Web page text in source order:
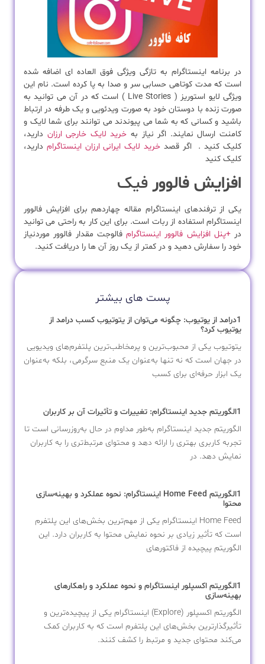
در برنامه اینستاگرام به تازگی ویژگی فوق العاده ای اضافه شده
است که مدت کوتاهی حسابی سر و صدا به پا کرده است. نام این
ویژگی لایو استوریز ( Live Stories ) است که در آن می توانید به
صورت زنده با دوستان خود به صورت ویدئویی و یک طرفه در ارتباط
باشید و کسانی که به شما می پیوندند می توانند برای شما لایک و
کامنت ارسال نمایند. اگر نیاز به خرید لایک خارجی ارزان دارید،
کلیک کنید . اگر قصد خرید لایک ایرانی ارزان اینستاگرام دارید،
کلیک کنید
افزایش فالوورفیک
یکی از ترفندهای اینستاگرام مقاله چهاردهم برای افزایش فالوور
اینستاگرام استفاده از ربات است. برای این کار به راحتی می توانید
در+پنل افزایش فالوور اینستاگرام فالوجت مقدار فالوور موردنیاز
خود را سفارش دهید و در کمتر از یک روز آن ها را دریافت کنید.
پست های بیشتر
1درامد از یوتیوب: چگونه می‌توان از یتوتیوب کسب درامد از
یوتیوب کرد؟
یتوتیوب یکی از محبوب‌ترین و پرمخاطب‌ترین پلتفرم‌های ویدیویی
در جهان است که نه تنها به‌عنوان یک منبع سرگرمی، بلکه به‌عنوان
یک ابزار حرفه‌ای برای کسب
1الگوریتم جدید اینستاگرام: تغییرات و تأثیرات آن بر کاربران
الگوریتم جدید اینستاگرام به‌طور مداوم در حال به‌روزرسانی است تا
تجربه کاربری بهتری را ارائه دهد و محتوای مرتبط‌تری را به کاربران
نمایش دهد. در
1الگوریتم Home Feed اینستاگرام: نحوه عملکرد و بهینه‌سازی
محتوا
Home Feed اینستاگرام یکی از مهم‌ترین بخش‌های این پلتفرم
است که تأثیر زیادی بر نحوه نمایش محتوا به کاربران دارد. این
الگوریتم پیچیده از فاکتورهای
1الگوریتم اکسپلور اینستاگرام و نحوه عملکرد و راهکارهای
بهینه‌سازی
الگوریتم اکسپلور (Explore) اینستاگرام یکی از پیچیده‌ترین و
تأثیرگذارترین بخش‌های این پلتفرم است که به کاربران کمک
می‌کند محتوای جدید و مرتبط را کشف کنند.